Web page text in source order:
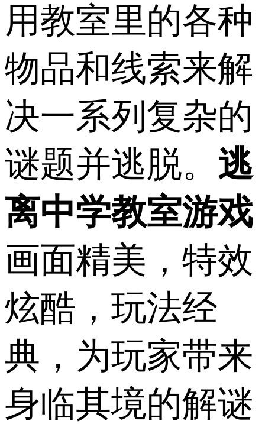
用教室里的各种
物品和线索来解
决一系列复杂的
谜题并逃脱。 逃
离中学教室游戏
画面精美，特效
炫酷，玩法经
典，为玩家带来
身临其境的解谜